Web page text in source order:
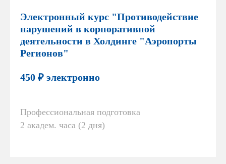
Электронный курс "Противодействие
нарушений в корпоративной
деятельности в Холдинге "Аэропорты
Регионов"
450 ₽ электронно
Профессиональная подготовка
2 академ. часа (2 дня)